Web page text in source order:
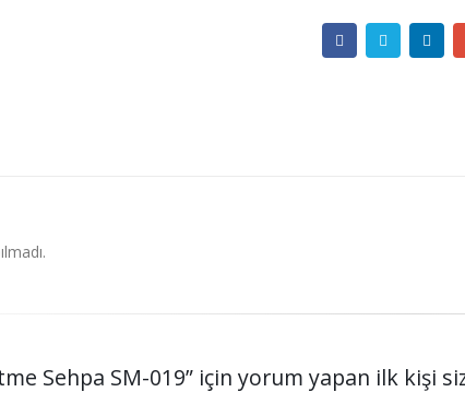
Sehpa SM-019” için yorum yapan ilk kişi